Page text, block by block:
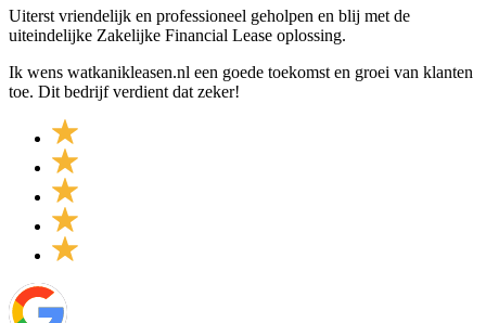
Uiterst vriendelijk en professioneel geholpen en blij met de
uiteindelijke Zakelijke Financial Lease oplossing.
Ik wens watkanikleasen.nl een goede toekomst en groei van klanten
toe. Dit bedrijf verdient dat zeker!